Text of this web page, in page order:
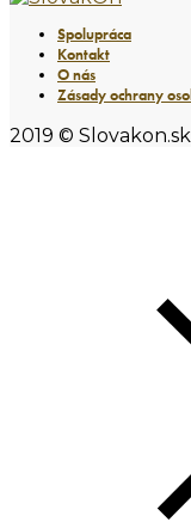
Spolupráca
Kontakt
O nás
Zásady ochrany
2019 ©